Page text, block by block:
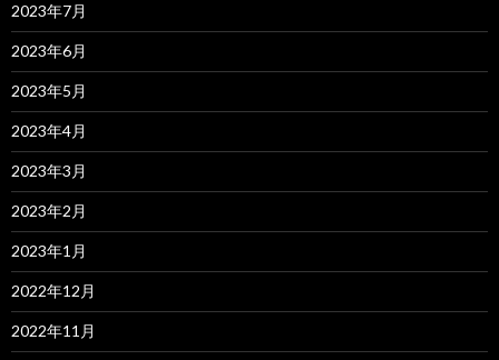
2023年7月
2023年6月
2023年5月
2023年4月
2023年3月
2023年2月
2023年1月
2022年12月
2022年11月